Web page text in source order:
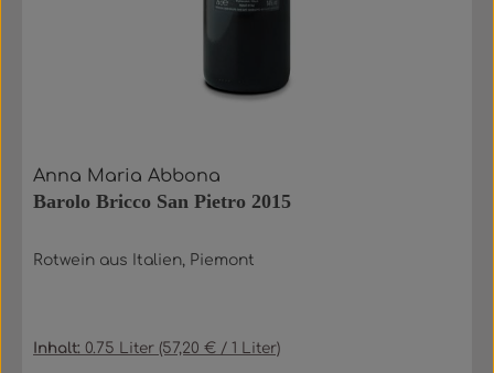
Anna Maria Abbona
Barolo Bricco San Pietro 2015
Rotwein aus Italien, Piemont
Inhalt:0.75 Liter (57,20 € / 1 Liter)